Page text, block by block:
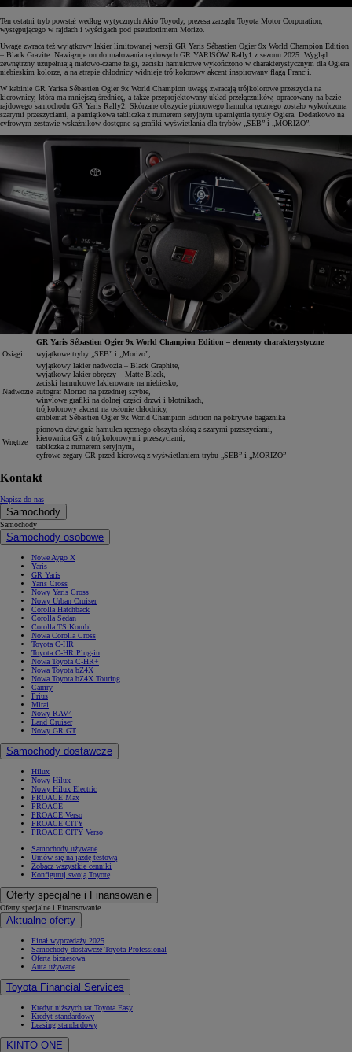
Ten ostatni tryb powstał według wytycznych Akio Toyody, prezesa zarządu Toyota Motor Corporation,
występującego w rajdach i wyścigach pod pseudonimem Morizo.
Uwagę zwraca też wyjątkowy lakier limitowanej wersji GR Yaris Sébastien Ogier 9x World Champion Edition
– Black Gravite. Nawiązuje on do malowania rajdowych GR YARISÓW Rally1 z sezonu 2025. Wygląd
zewnętrzny uzupełniają matowo-czarne felgi, zaciski hamulcowe wykończono w charakterystycznym dla Ogiera
niebieskim kolorze, a na atrapie chłodnicy widnieje trójkolorowy akcent inspirowany flagą Francji.
W kabinie GR Yarisa Sébastien Ogier 9x World Champion uwagę zwracają trójkolorowe przeszycia na
kierownicy, która ma mniejszą średnicę, a także przeprojektowany układ przełączników, opracowany na bazie
rajdowego samochodu GR Yaris Rally2. Skórzane obszycie pionowego hamulca ręcznego zostało wykończona
szarymi przeszyciami, a pamiątkowa tabliczka z numerem seryjnym upamiętnia tytuły Ogiera. Dodatkowo na
cyfrowym zestawie wskaźników dostępne są grafiki wyświetlania dla trybów „SEB” i „MORIZO”.
GR Yaris Sébastien Ogier 9x World Champion Edition – elementy charakterystyczne
Osiągi
wyjątkowe tryby „SEB” i „Morizo”,
Nadwozie
wyjątkowy lakier nadwozia – Black Graphite,
wyjątkowy lakier obręczy – Matte Black,
zaciski hamulcowe lakierowane na niebiesko,
autograf Morizo na przedniej szybie,
winylowe grafiki na dolnej części drzwi i błotnikach,
trójkolorowy akcent na osłonie chłodnicy,
emblemat Sébastien Ogier 9x World Champion Edition na pokrywie bagażnika
Wnętrze
pionowa dźwignia hamulca ręcznego obszyta skórą z szarymi przeszyciami,
kierownica GR z trójkolorowymi przeszyciami,
tabliczka z numerem seryjnym,
cyfrowe zegary GR przed kierowcą z wyświetlaniem trybu „SEB” i „MORIZO”
Kontakt
Napisz do nas
Samochody
Samochody
Samochody osobowe
Nowe Aygo X
Yaris
GR Yaris
Yaris Cross
Nowy Yaris Cross
Nowy Urban Cruiser
Corolla Hatchback
Corolla Sedan
Corolla TS Kombi
Nowa Corolla Cross
Toyota C-HR
Toyota C-HR Plug-in
Nowa Toyota C-HR+
Nowa Toyota bZ4X
Nowa Toyota bZ4X Touring
Camry
Prius
Mirai
Nowy RAV4
Land Cruiser
Nowy GR GT
Samochody dostawcze
Hilux
Nowy Hilux
Nowy Hilux Electric
PROACE Max
PROACE
PROACE Verso
PROACE CITY
PROACE CITY Verso
Samochody używane
Umów się na jazdę testową
Zobacz wszystkie cenniki
Konfiguruj swoją Toyotę
Oferty specjalne i Finansowanie
Oferty specjalne i Finansowanie
Aktualne oferty
Finał wyprzedaży 2025
Samochody dostawcze Toyota Professional
Oferta biznesowa
Auta używane
Toyota Financial Services
Kredyt niższych rat Toyota Easy
Kredyt standardowy
Leasing standardowy
KINTO ONE